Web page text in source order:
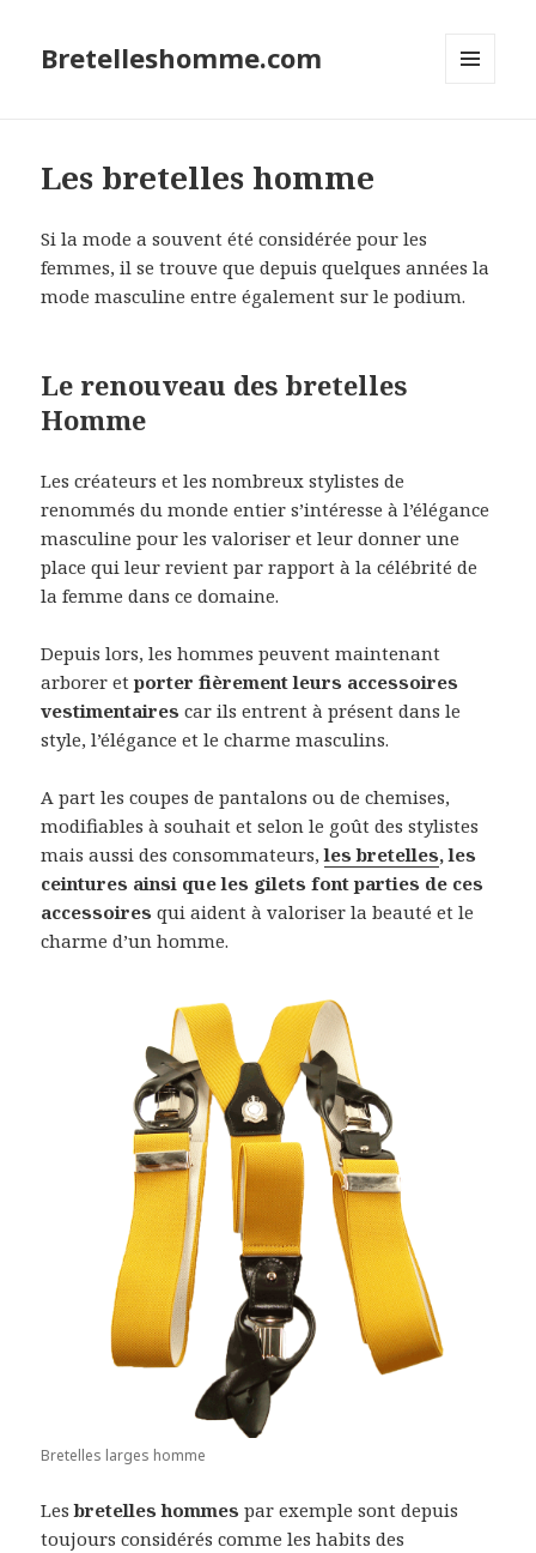
Bretelleshomme.com
Les bretelles homme
Si la mode a souvent été considérée pour les
femmes, il se trouve que depuis quelques années la
mode masculine entre également sur le podium.
Le renouveau des bretelles
Homme
Les créateurs et les nombreux stylistes de
renommés du monde entier s’intéresse à l’élégance
masculine pour les valoriser et leur donner une
place qui leur revient par rapport à la célébrité de
la femme dans ce domaine.
Depuis lors, les hommes peuvent maintenant
arborer etporter fièrement leurs accessoires
vestimentaires car ils entrent à présent dans le
style, l’élégance et le charme masculins.
A part les coupes de pantalons ou de chemises,
modifiables à souhait et selon le goût des stylistes
mais aussi des consommateurs,les bretelles, les
ceintures ainsi que les gilets font parties de ces
accessoires qui aident à valoriser la beauté et le
charme d’un homme.
Bretelles larges homme
Lesbretelles hommes par exemple sont depuis
toujours considérés comme les habits des